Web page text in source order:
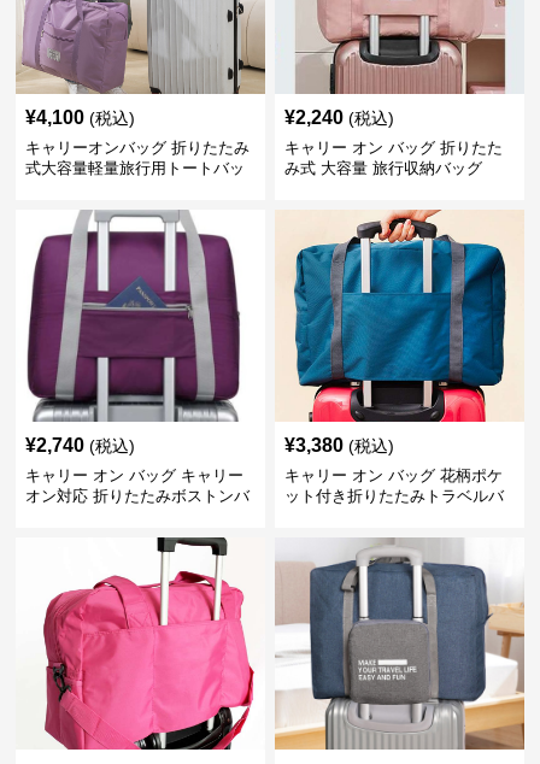
¥4,100 (税込)
キャリーオンバッグ 折りたたみ
式大容量軽量旅行用トートバッ
¥2,240 (税込)
キャリー オン バッグ 折りたた
み式 大容量 旅行収納バッグ
¥2,740 (税込)
キャリー オン バッグ キャリー
オン対応 折りたたみボストンバ
¥3,380 (税込)
キャリー オン バッグ 花柄ポケ
ット付き折りたたみトラベルバ